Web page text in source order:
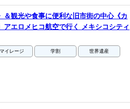
観光や食事に便利な旧市街の中心《カ
エロメヒコ航空で行く メキシコシティ
マイレージ 学割 世界遺産